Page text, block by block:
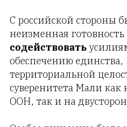
С российской стороны
неизменная готовность
содействовать
обеспечению единства,
территориальной
суверенитета Мали
ООН, так и на